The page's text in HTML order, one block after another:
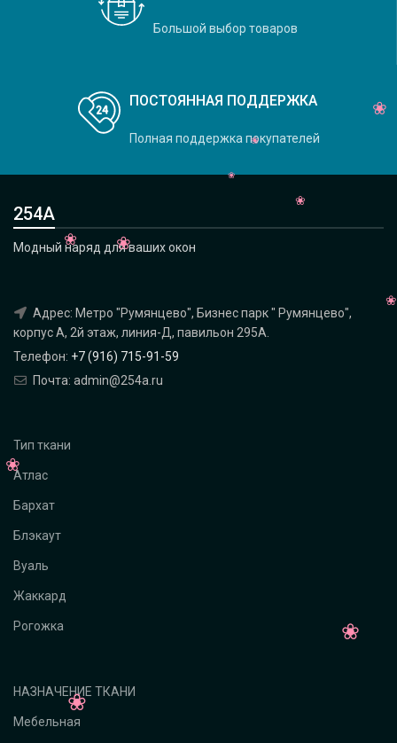
Большой выбор товаров
ПОСТОЯННАЯ ПОДДЕРЖКА
Полная поддержка покупателей
254А
Модный наряд для ваших окон
Адрес: Метро "Румянцево", Бизнес парк " Румянцево",
корпус А, 2й этаж, линия-Д, павильон 295A.
Телефон: +7 (916) 715-91-59
Почта: admin@254a.ru
Тип ткани
Атлас
Бархат
Блэкаут
Вуаль
Жаккард
Рогожка
НАЗНАЧЕНИЕ ТКАНИ
Мебельная